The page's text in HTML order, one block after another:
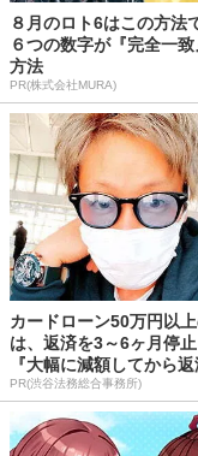
８月のロト6はこの方法
６つの数字が『完全一
方法
PR(株式会社MURA)
カードローン50万円以
は、返済を3～6ヶ月停
『大幅に減額してから
PR(渋谷法務総合事務所)